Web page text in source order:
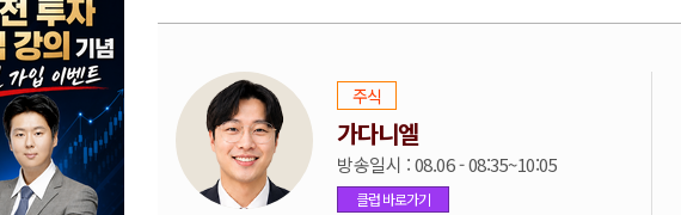
주식
가다니엘
방송일시 : 08.06 - 08:35~10:05
클럽 바로가기